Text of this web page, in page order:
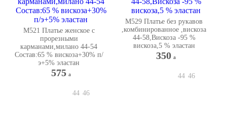
М521 Платье женское с
прорезными
карманами,милано 44-54
Состав:65 % вискоза+30% п/
э+5% эластан
575 a
44 46
М529 Платье без рукавов
,комбинированное ,вискоза
44-58,Вискоза -95 %
вискоза,5 % эластан
350 a
44 46